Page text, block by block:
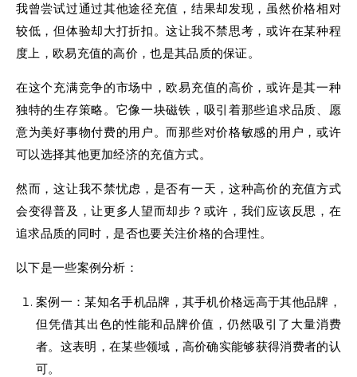
我曾尝试过通过其他途径充值，结果却发现，虽然价格相对
较低，但体验却大打折扣。这让我不禁思考，或许在某种程
度上，欧易充值的高价，也是其品质的保证。
在这个充满竞争的市场中，欧易充值的高价，或许是其一种
独特的生存策略。它像一块磁铁，吸引着那些追求品质、愿
意为美好事物付费的用户。而那些对价格敏感的用户，或许
可以选择其他更加经济的充值方式。
然而，这让我不禁忧虑，是否有一天，这种高价的充值方式
会变得普及，让更多人望而却步？或许，我们应该反思，在
追求品质的同时，是否也要关注价格的合理性。
以下是一些案例分析：
案例一：某知名手机品牌，其手机价格远高于其他品牌，
但凭借其出色的性能和品牌价值，仍然吸引了大量消费
者。这表明，在某些领域，高价确实能够获得消费者的认
可。